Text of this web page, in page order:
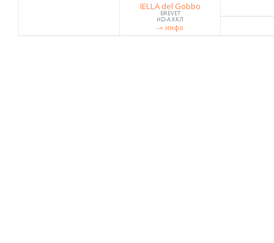
IELLA del Gobbo
BREVET
HD-A ККЛ
–» инфо